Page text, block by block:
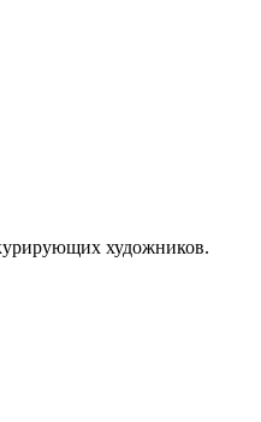
художников.